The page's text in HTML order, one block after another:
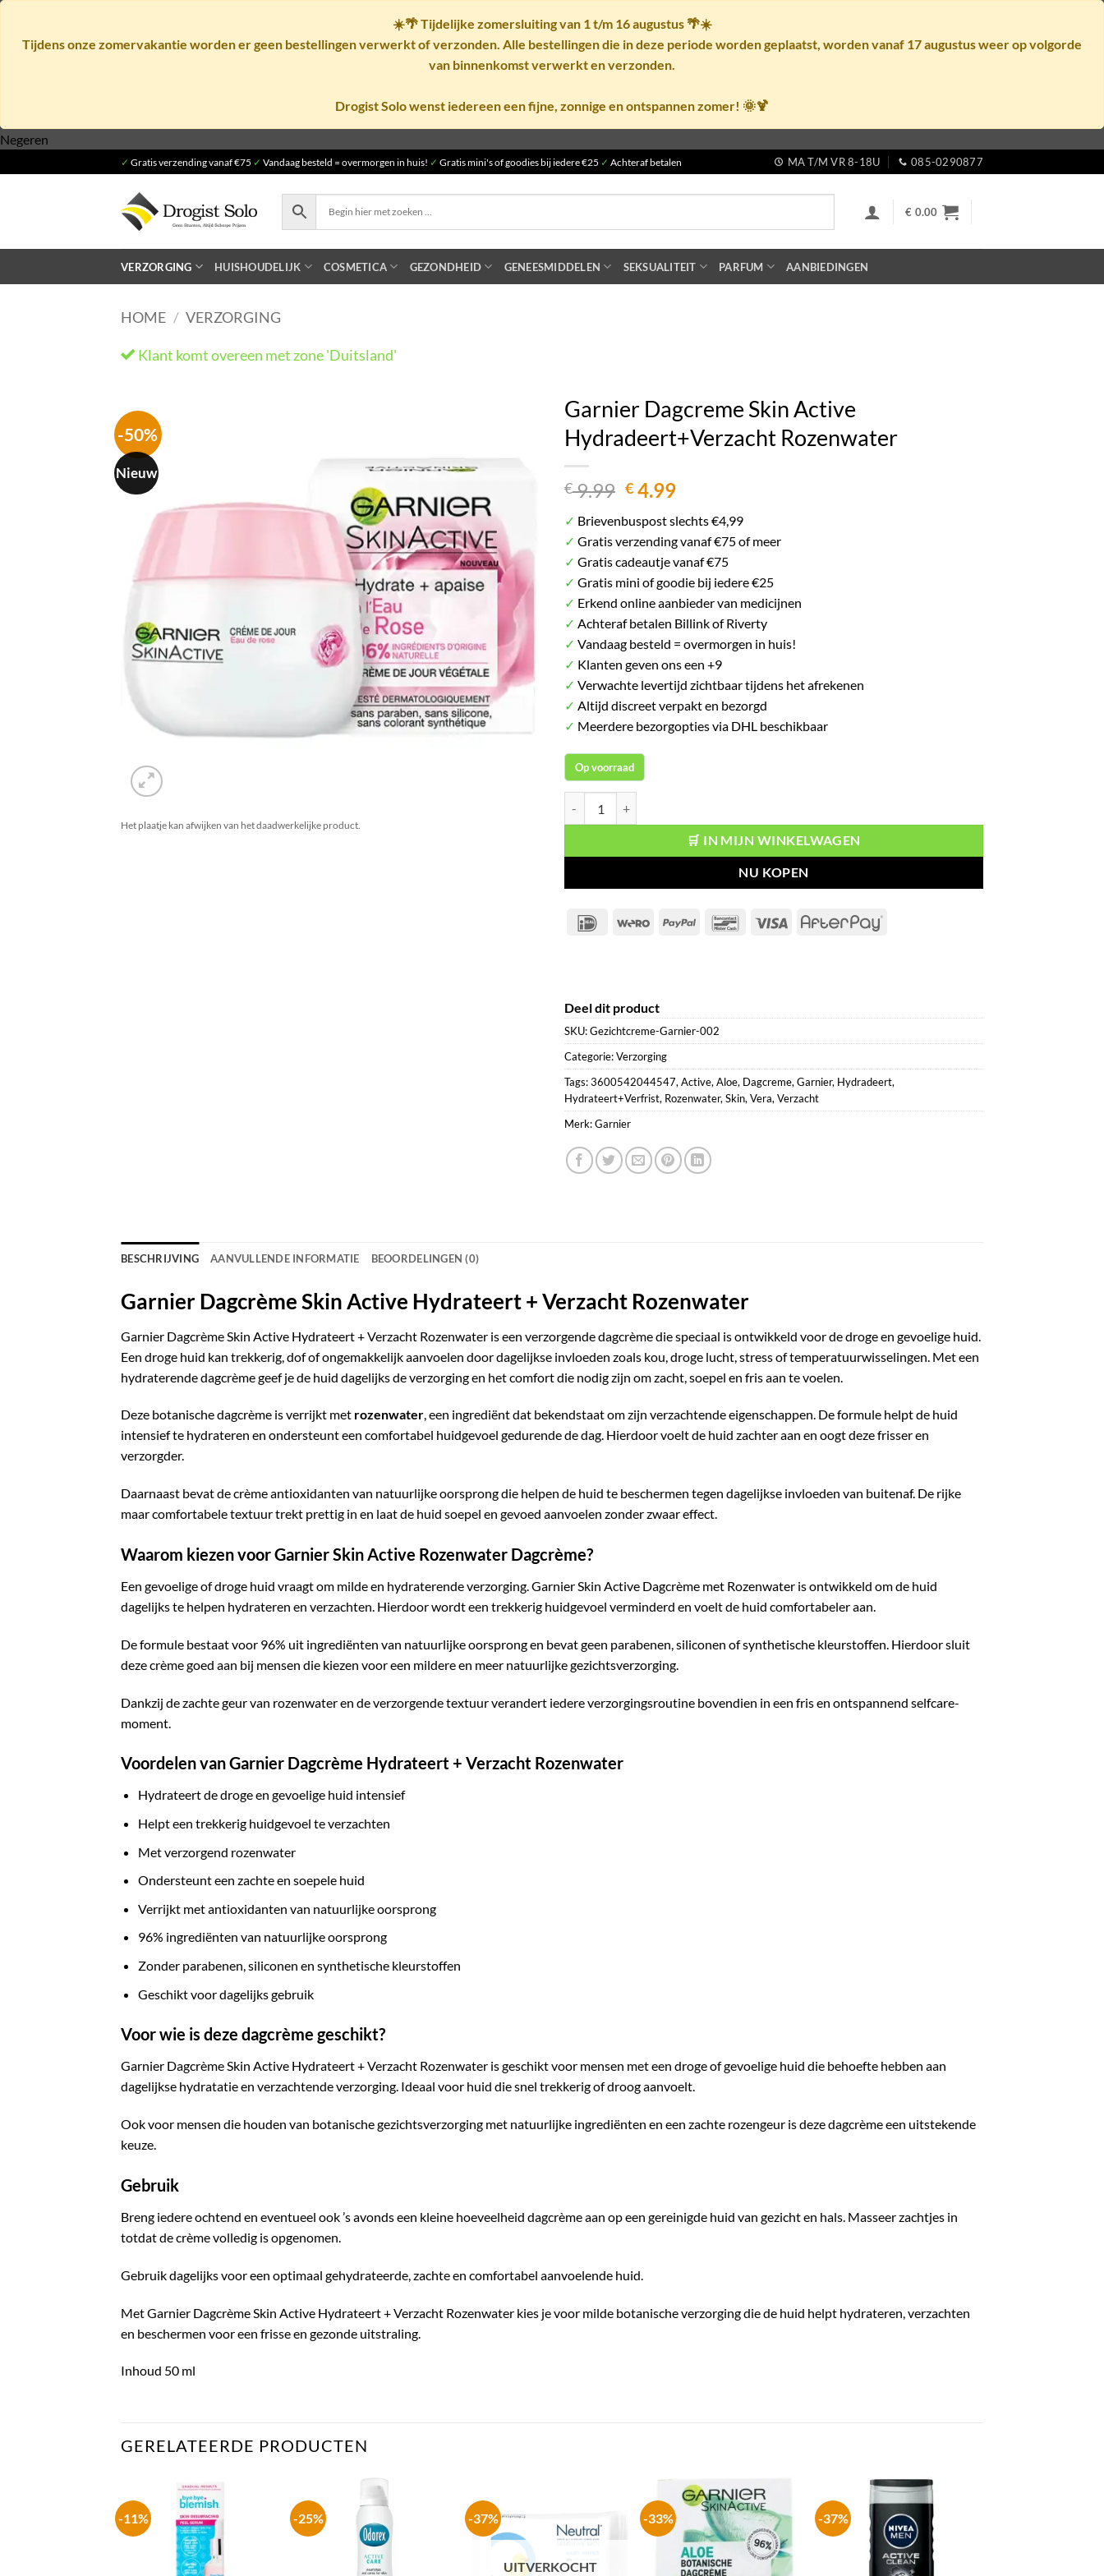
☀️🌴Tijdelijke zomersluiting van 1 t/m 16 augustus🌴☀️
Tijdens onze zomervakantie worden er geen bestellingen verwerkt of verzonden. Alle bestellingen die in deze periode worden geplaatst, worden vanaf 17 augustusweer op volgorde
van binnenkomst verwerkt en verzonden.
Drogist Solo wenst iedereen een fijne, zonnige en ontspannen zomer! 🌞🍹
Negeren
inhoud
✓ Gratis verzending vanaf €75 ✓ Vandaag besteld = overmorgen in huis! ✓ Gratis mini's of goodies bij iedere €25 ✓ Achteraf betalen MA T/M VR 8-18U 085-0290877
€ 0.00
VERZORGING HUISHOUDELIJK COSMETICA GEZONDHEID GENEESMIDDELEN SEKSUALITEIT PARFUM AANBIEDINGEN
HOME / VERZORGING
Klant komt overeen met zone 'Duitsland'
-50%
Nieuw
Het plaatje kan afwijken van het daadwerkelijke product.
Het plaatje kan afwijken van het daadwerkelijke product.
Garnier Dagcreme Skin Active
Hydradeert+Verzacht Rozenwater
€9.99 Oorspronkelijke
was:
€ 9.99.
€ 4.99Huidige
is:
€ 4.99.
✓ Brievenbuspost slechts €4,99
✓ Gratis verzending vanaf €75 of meer
✓ Gratis cadeautje vanaf €75
✓ Gratis mini of goodie bij iedere €25
✓ Erkend online aanbieder van medicijnen
✓ Achteraf betalen Billink of Riverty
✓ Vandaag besteld = overmorgen in huis!
✓ Klanten geven ons een +9
✓ Verwachte levertijd zichtbaar tijdens het afrekenen
✓ Altijd discreet verpakt en bezorgd
✓ Meerdere bezorgopties via DHL beschikbaar
Op voorraad
🛒 IN MIJN WINKELWAGEN
NU KOPEN
IDeal Wero PayPal Bancontact
Visa AfterPay
Deel dit product
SKU:Gezichtcreme-Garnier-002
Categorie:Verzorging
Tags:3600542044547, Active, Aloe, Dagcreme, Garnier, Hydradeert,
Hydrateert+Verfrist, Rozenwater, Skin, Vera, Verzacht
Merk:Garnier
BESCHRIJVING AANVULLENDE INFORMATIE BEOORDELINGEN (0)
Garnier Dagcrème Skin Active Hydrateert + Verzacht Rozenwater
Garnier Dagcrème Skin Active Hydrateert + Verzacht Rozenwater is een verzorgende dagcrème die speciaal is ontwikkeld voor de droge en gevoelige huid.
Een droge huid kan trekkerig, dof of ongemakkelijk aanvoelen door dagelijkse invloeden zoals kou, droge lucht, stress of temperatuurwisselingen. Met een
hydraterende dagcrème geef je de huid dagelijks de verzorging en het comfort die nodig zijn om zacht, soepel en fris aan te voelen.
Deze botanische dagcrème is verrijkt met rozenwater, een ingrediënt dat bekendstaat om zijn verzachtende eigenschappen. De formule helpt de huid
intensief te hydrateren en ondersteunt een comfortabel huidgevoel gedurende de dag. Hierdoor voelt de huid zachter aan en oogt deze frisser en
verzorgder.
Daarnaast bevat de crème antioxidanten van natuurlijke oorsprong die helpen de huid te beschermen tegen dagelijkse invloeden van buitenaf. De rijke
maar comfortabele textuur trekt prettig in en laat de huid soepel en gevoed aanvoelen zonder zwaar effect.
Waarom kiezen voor Garnier Skin Active Rozenwater Dagcrème?
Een gevoelige of droge huid vraagt om milde en hydraterende verzorging. Garnier Skin Active Dagcrème met Rozenwater is ontwikkeld om de huid
dagelijks te helpen hydrateren en verzachten. Hierdoor wordt een trekkerig huidgevoel verminderd en voelt de huid comfortabeler aan.
De formule bestaat voor 96% uit ingrediënten van natuurlijke oorsprong en bevat geen parabenen, siliconen of synthetische kleurstoffen. Hierdoor sluit
deze crème goed aan bij mensen die kiezen voor een mildere en meer natuurlijke gezichtsverzorging.
Dankzij de zachte geur van rozenwater en de verzorgende textuur verandert iedere verzorgingsroutine bovendien in een fris en ontspannend selfcare-
moment.
Voordelen van Garnier Dagcrème Hydrateert + Verzacht Rozenwater
Hydrateert de droge en gevoelige huid intensief
Helpt een trekkerig huidgevoel te verzachten
Met verzorgend rozenwater
Ondersteunt een zachte en soepele huid
Verrijkt met antioxidanten van natuurlijke oorsprong
96% ingrediënten van natuurlijke oorsprong
Zonder parabenen, siliconen en synthetische kleurstoffen
Geschikt voor dagelijks gebruik
Voor wie is deze dagcrème geschikt?
Garnier Dagcrème Skin Active Hydrateert + Verzacht Rozenwater is geschikt voor mensen met een droge of gevoelige huid die behoefte hebben aan
dagelijkse hydratatie en verzachtende verzorging. Ideaal voor huid die snel trekkerig of droog aanvoelt.
Ook voor mensen die houden van botanische gezichtsverzorging met natuurlijke ingrediënten en een zachte rozengeur is deze dagcrème een uitstekende
keuze.
Gebruik
Breng iedere ochtend en eventueel ook ’s avonds een kleine hoeveelheid dagcrème aan op een gereinigde huid van gezicht en hals. Masseer zachtjes in
totdat de crème volledig is opgenomen.
Gebruik dagelijks voor een optimaal gehydrateerde, zachte en comfortabel aanvoelende huid.
Met Garnier Dagcrème Skin Active Hydrateert + Verzacht Rozenwater kies je voor milde botanische verzorging die de huid helpt hydrateren, verzachten
en beschermen voor een frisse en gezonde uitstraling.
Inhoud 50 ml
GERELATEERDE PRODUCTEN
-11% -25% -37%
UITVERKOCHT
-33% -37%